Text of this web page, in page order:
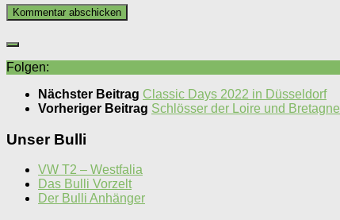
Folgen:
Nächster Beitrag Classic Days 2022 in Düsseldorf
Vorheriger Beitrag Schlösser der Loire und Bretagne
Unser Bulli
VW T2 – Westfalia
Das Bulli Vorzelt
Der Bulli Anhänger